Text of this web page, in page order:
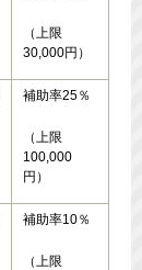
（上限
30,000円）
補助率25％
（上限
100,000
円）
補助率10％
（上限